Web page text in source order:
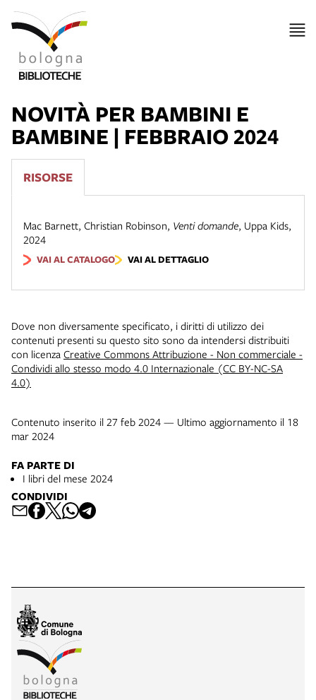
NOVITÀ PER BAMBINI E
BAMBINE | FEBBRAIO 2024
RISORSE
Mac Barnett, Christian Robinson, Venti domande, Uppa Kids,
2024
VAI AL CATALOGO VAI AL DETTAGLIO
Dove non diversamente specificato, i diritti di utilizzo dei
contenuti presenti su questo sito sono da intendersi distribuiti
con licenza Creative Commons Attribuzione - Non commerciale -
Condividi allo stesso modo 4.0 Internazionale (CC BY-NC-SA
4.0)
Contenuto inserito il 27 feb 2024 — Ultimo aggiornamento il 18
mar 2024
FA PARTE DI
I libri del mese 2024
CONDIVIDI